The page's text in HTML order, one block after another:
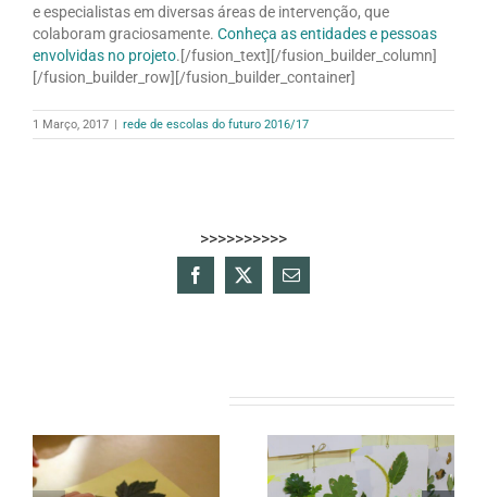
e especialistas em diversas áreas de intervenção, que
colaboram graciosamente. Conheça as entidades e pessoas
envolvidas no projeto.[/fusion_text][/fusion_builder_column]
[/fusion_builder_row][/fusion_builder_container]
1 Março, 2017 | rede de escolas do futuro 2016/17
>>>>>>>>>>
Facebook
X
Email
(necessário
Escolas da Área